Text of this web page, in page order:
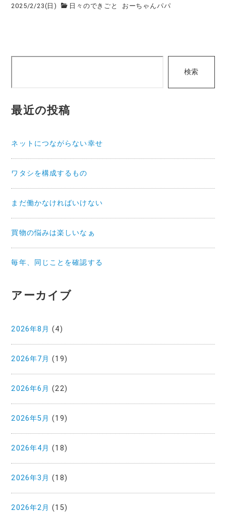
2025/2/23(日) 日々のできごと おーちゃんパパ
検索
最近の投稿
ネットにつながらない幸せ
ワタシを構成するもの
まだ働かなければいけない
買物の悩みは楽しいなぁ
毎年、同じことを確認する
アーカイブ
2026年8月 (4)
2026年7月 (19)
2026年6月 (22)
2026年5月 (19)
2026年4月 (18)
2026年3月 (18)
2026年2月 (15)